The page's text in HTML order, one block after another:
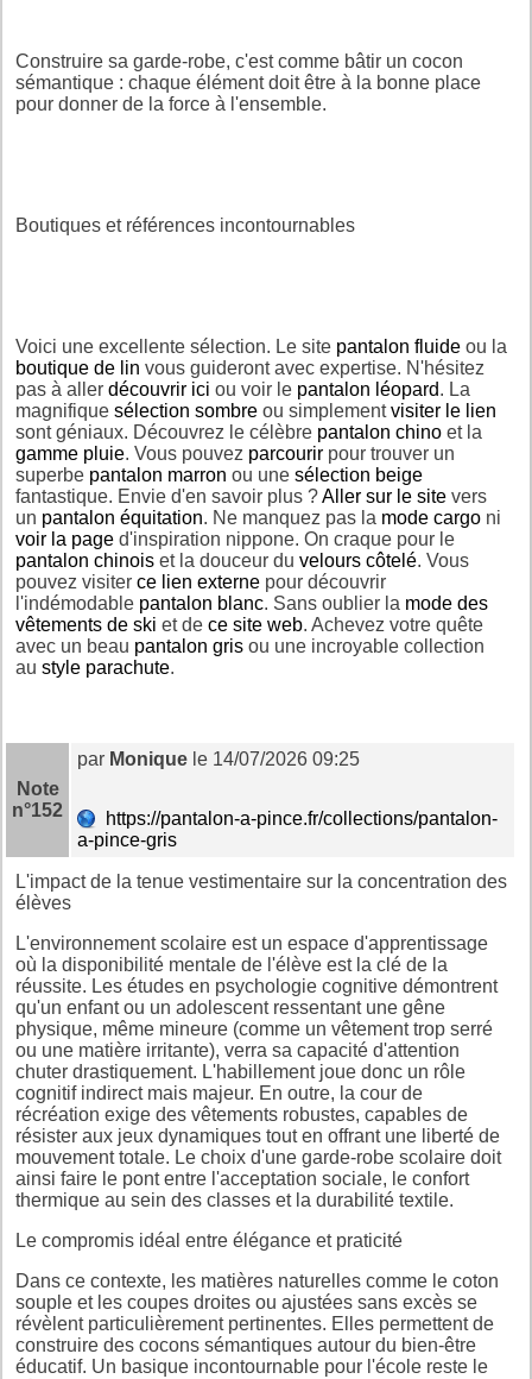
Construire sa garde-robe, c'est comme bâtir un cocon
sémantique : chaque élément doit être à la bonne place
pour donner de la force à l'ensemble.
Boutiques et références incontournables
Voici une excellente sélection. Le site pantalon fluideou la
boutique de lin vous guideront avec expertise. N'hésitez
pas à aller découvrir ici ou voir le pantalon léopard. La
magnifique sélection sombreou simplementvisiter le lien
sont géniaux. Découvrez le célèbre pantalon chinoet la
gamme pluie. Vous pouvez parcourirpour trouver un
superbe pantalon marron ou une sélection beige
fantastique. Envie d'en savoir plus ?Aller sur le sitevers
un pantalon équitation. Ne manquez pas la mode cargoni
voir la paged'inspiration nippone. On craque pour le
pantalon chinoiset la douceur du velours côtelé. Vous
pouvez visiter ce lien externepour découvrir
l'indémodable pantalon blanc. Sans oublier la mode des
vêtements de ski et de ce site web. Achevez votre quête
avec un beau pantalon grisou une incroyable collection
au style parachute.
Note
n°152
par Monique le 14/07/2026 09:25
https://pantalon-a-pince.fr/collections/pantalon-
a-pince-gris
L'impact de la tenue vestimentaire sur la concentration des
élèves
L'environnement scolaire est un espace d'apprentissage
où la disponibilité mentale de l'élève est la clé de la
réussite. Les études en psychologie cognitive démontrent
qu'un enfant ou un adolescent ressentant une gêne
physique, même mineure (comme un vêtement trop serré
ou une matière irritante), verra sa capacité d'attention
chuter drastiquement. L'habillement joue donc un rôle
cognitif indirect mais majeur. En outre, la cour de
récréation exige des vêtements robustes, capables de
résister aux jeux dynamiques tout en offrant une liberté de
mouvement totale. Le choix d'une garde-robe scolaire doit
ainsi faire le pont entre l'acceptation sociale, le confort
thermique au sein des classes et la durabilité textile.
Le compromis idéal entre élégance et praticité
Dans ce contexte, les matières naturelles comme le coton
souple et les coupes droites ou ajustées sans excès se
révèlent particulièrement pertinentes. Elles permettent de
construire des cocons sémantiques autour du bien-être
éducatif. Un basique incontournable pour l'école reste le